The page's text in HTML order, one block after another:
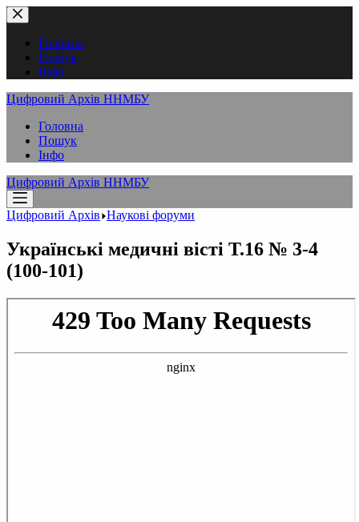
Перейти
до
вмістуГоловна
Пошук
Інфо
Цифровий Архів ННМБУ
Головна
Пошук
Інфо
Цифровий Архів ННМБУ
Цифровий Архів Наукові форуми
Українські медичні вісті Т.16 № 3-4
(100-101)